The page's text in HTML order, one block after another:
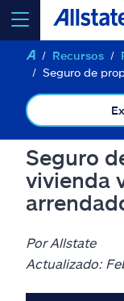
seleccionar
Select a Product
Seguros y más
Recursos
Seguro de
Seguro
vivienda
Por Allstate
Actualizado: